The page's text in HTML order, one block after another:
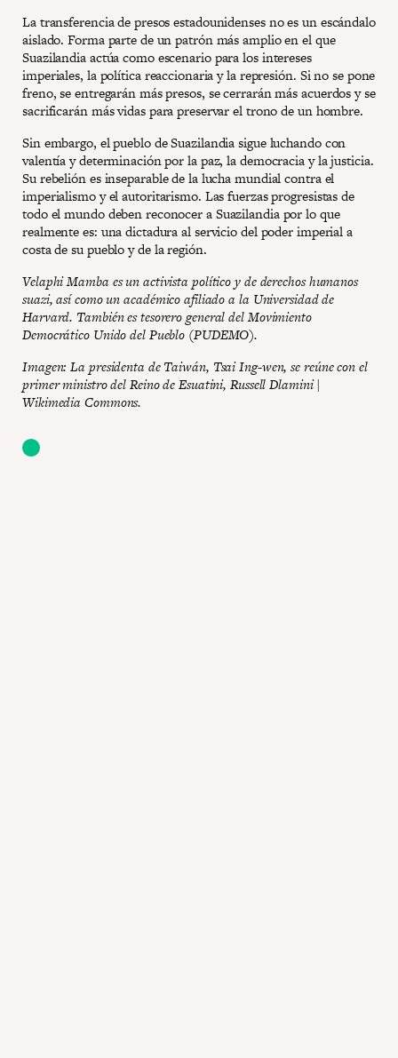
La transferencia de presos estadounidenses no es un escándalo
aislado. Forma parte de un patrón más amplio en el que
Suazilandia actúa como escenario para los intereses
imperiales, la política reaccionaria y la represión. Si no se pone
freno, se entregarán más presos, se cerrarán más acuerdos y se
sacrificarán más vidas para preservar el trono de un hombre.
Sin embargo, el pueblo de Suazilandia sigue luchando con
valentía y determinación por la paz, la democracia y la justicia.
Su rebelión es inseparable de la lucha mundial contra el
imperialismo y el autoritarismo. Las fuerzas progresistas de
todo el mundo deben reconocer a Suazilandia por lo que
realmente es: una dictadura al servicio del poder imperial a
costa de su pueblo y de la región.
Velaphi Mamba es un activista político y de derechos humanos
suazi, así como un académico afiliado a la Universidad de
Harvard. También es tesorero general del Movimiento
Democrático Unido del Pueblo (PUDEMO).
Imagen: La presidenta de Taiwán, Tsai Ing-wen, se reúne con el
primer ministro del Reino de Esuatini, Russell Dlamini |
Wikimedia Commons.